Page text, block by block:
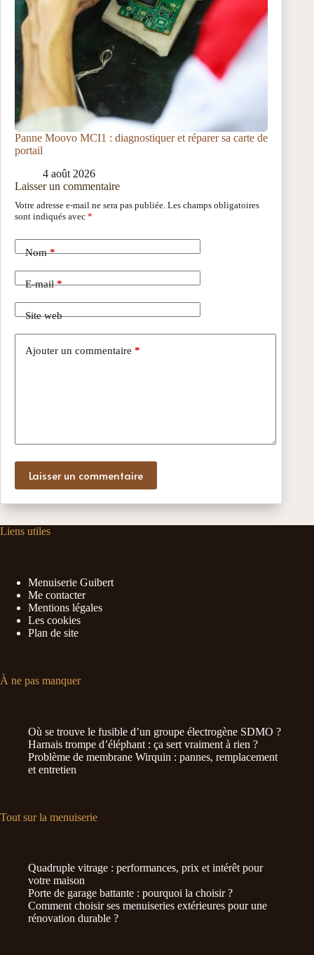
Panne Moovo MCI1 : diagnostiquer et réparer sa carte de
portail
4 août 2026
Laisser un commentaire
Votre adresse e-mail ne sera pas publiée. Les champs obligatoires
sont indiqués avec *
Nom*
E-mail*
Site web
Ajouter un commentaire *
Laisser un commentaire
Liens utiles
Menuiserie Guibert
Me contacter
Mentions légales
Les cookies
Plan de site
À ne pas manquer
Où se trouve le fusible d’un groupe électrogène SDMO ?
Harnais trompe d’éléphant : ça sert vraiment à rien ?
Problème de membrane Wirquin : pannes, remplacement
et entretien
Tout sur la menuiserie
Quadruple vitrage : performances, prix et intérêt pour
votre maison
Porte de garage battante : pourquoi la choisir ?
Comment choisir ses menuiseries extérieures pour une
rénovation durable ?